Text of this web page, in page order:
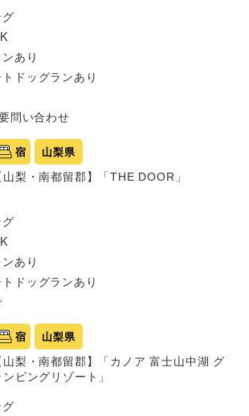
あり
ドッグランあり
問い合わせ
宿 山梨県
山梨・南都留郡】「THE DOOR」
あり
ドッグランあり
宿 山梨県
山梨・南都留郡】「カノア 富士山中湖 グ
ンピングリゾート」